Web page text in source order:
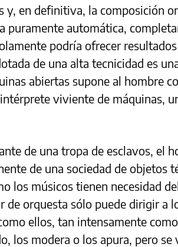
y, en definitiva, la composición
puramente automática,
podría ofrecer
de una alta tecnicidad es
abiertas supone al hombre
viviente de máquinas,
de una tropa de esclavos, el
de una sociedad de objetos
los músicos tienen necesidad
de orquesta sólo puede dirigir a
ellos, tan intensamente
los modera o los apura, pero se